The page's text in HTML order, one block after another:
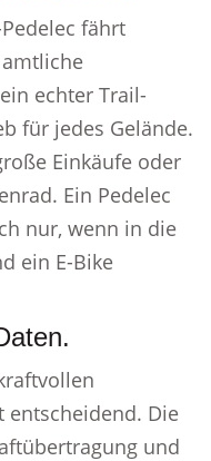
fährt
echter Trail-
für jedes Gelände.
Einkäufe oder
Ein Pedelec
nur, wenn in die
ein E-Bike
entscheidend. Die
und